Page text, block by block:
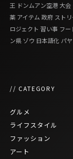
王 ドンムアン空港 大会
薬 アイテム 政府 スト
ロジェクト 習い事 フー
ン県 ゾウ 日本語化 パ
// CATEGORY
グルメ
ライフスタイル
ファッション
アート